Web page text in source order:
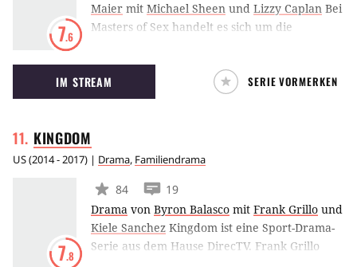
7.6
Maier mit Michael Sheen und Lizzy Caplan Bei
Masters of Sex handelt es sich um die
The Life and Times of William Masters and
Virginia Johnson, The Couple Who Taught
America How to Love von Thomas Maiers. Die
sowohl in ihre Arbeit als auch in ihr
IM STREAM SERIE VORMERKEN
KINGDOM
US(2014 - 2017) | Drama, Familiendrama
7.8
84
19
Drama von Byron Balasco mit Frank Grillo und
Kiele Sanchez Kingdom ist eine Sport-Drama-
Serie aus dem Hause DirecTV. Frank Grillo